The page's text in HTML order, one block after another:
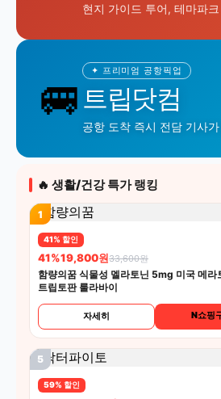
현지 가이드 투어, 테마파
🚐
✦ 프리미엄 공항픽업
트립닷컴
공항 도착 즉시 전담 기사
🔥 생활/건강 특가 랭킹
1
41% 할인
41%19,800원33,600원
함량의꿈 식물성 멜라토닌 5mg 미국 메라
트립토판 룰라바이
자세히 N쇼핑
5
59% 할인